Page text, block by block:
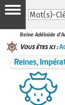
Reine Adélaïde
Vous êtes ici :
Reines,